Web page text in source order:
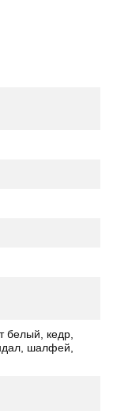
белый, кедр,
шалфей,